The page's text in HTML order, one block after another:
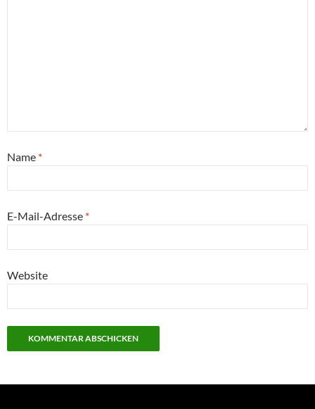
Name *
E-Mail-Adresse *
Website